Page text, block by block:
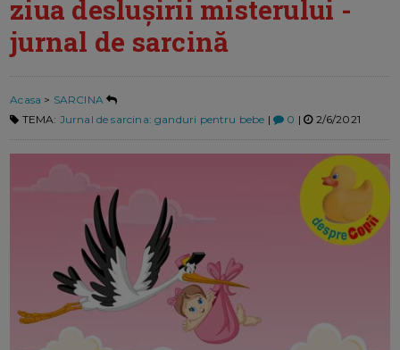
ziua deslușirii misterului -
jurnal de sarcină
Acasa > SARCINA
TEMA: Jurnal de sarcina: ganduri pentru bebe | 0 | 2/6/2021